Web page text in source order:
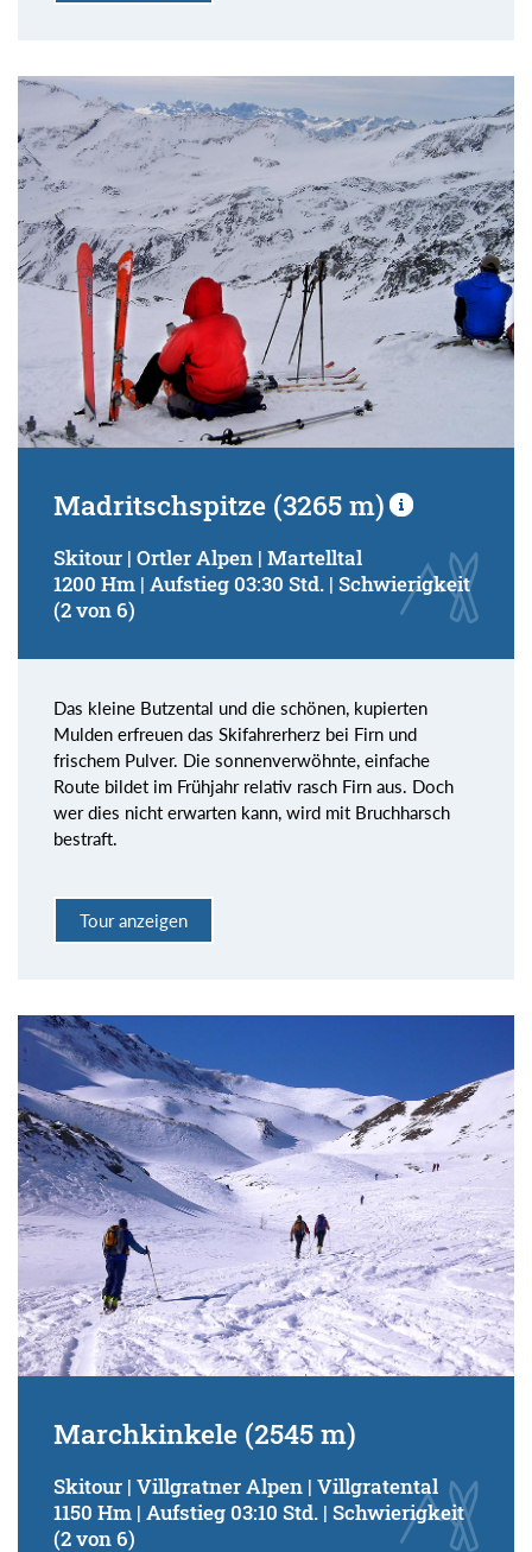
Madritschspitze (3265 m)
Skitour | Ortler Alpen | Martelltal
1200 Hm | Aufstieg 03:30 Std. | Schwierigkeit
(2 von 6)
Das kleine Butzental und die schönen, kupierten
Mulden erfreuen das Skifahrerherz bei Firn und
frischem Pulver. Die sonnenverwöhnte, einfache
Route bildet im Frühjahr relativ rasch Firn aus. Doch
wer dies nicht erwarten kann, wird mit Bruchharsch
bestraft.
Tour anzeigen
Marchkinkele (2545 m)
Skitour | Villgratner Alpen | Villgratental
1150 Hm | Aufstieg 03:10 Std. | Schwierigkeit
(2 von 6)